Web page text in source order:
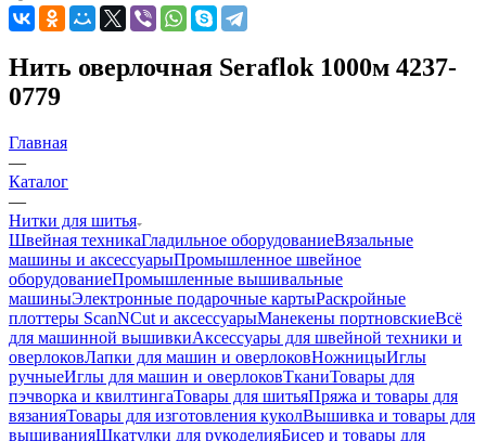
Нить оверлочная Seraflok 1000м 4237-
0779
Главная
—
Каталог
—
Нитки для шитья
Швейная техникаГладильное оборудованиеВязальные
машины и аксессуарыПромышленное швейное
оборудованиеПромышленные вышивальные
машиныЭлектронные подарочные картыРаскройные
плоттеры ScanNCut и аксессуарыМанекены портновскиеВсё
для машинной вышивкиАксессуары для швейной техники и
оверлоковЛапки для машин и оверлоковНожницыИглы
ручныеИглы для машин и оверлоковТканиТовары для
пэчворка и квилтингаТовары для шитьяПряжа и товары для
вязанияТовары для изготовления куколВышивка и товары для
вышиванияШкатулки для рукоделияБисер и товары для